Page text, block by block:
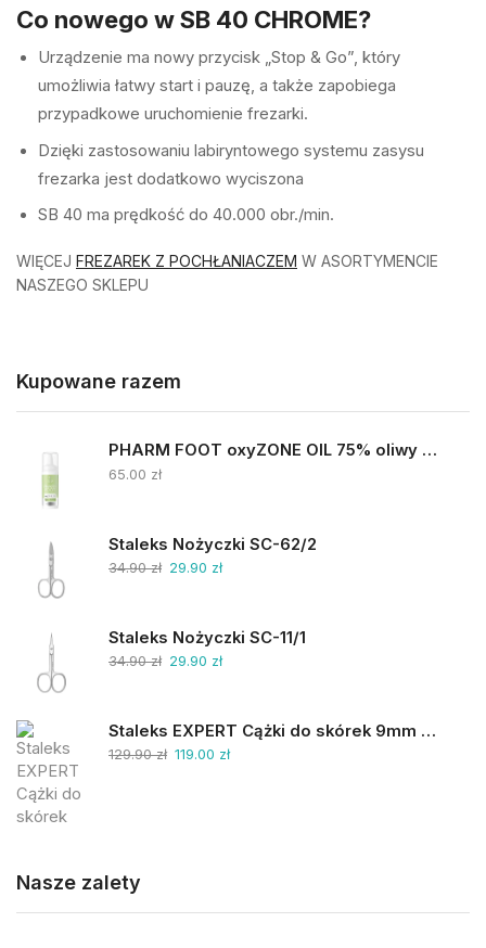
Co nowego w SB 40 CHROME?
Urządzenie ma nowy przycisk „Stop & Go”, który
umożliwia łatwy start i pauzę, a także zapobiega
przypadkowe uruchomienie frezarki.
Dzięki zastosowaniu labiryntowego systemu zasysu
frezarka jest dodatkowo wyciszona
SB 40 ma prędkość do 40.000 obr./min.
WIĘCEJ FREZAREK Z POCHŁANIACZEM W ASORTYMENCIE
NASZEGO SKLEPU
Kupowane razem
PHARM FOOT oxyZONE OIL 75% oliwy ozonowanej i smocza krew 15ml
65.00 zł
Staleks Nożyczki SC-62/2
34.90zł 29.90 zł
Staleks Nożyczki SC-11/1
34.90zł 29.90 zł
Staleks EXPERT Cążki do skórek 9mm NE-90-9
129.90zł 119.00 zł
Nasze zalety